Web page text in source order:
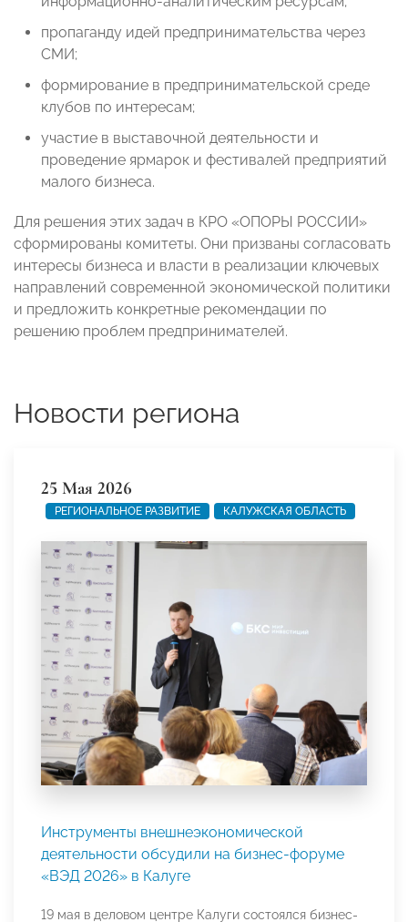
пропаганду идей предпринимательства через
СМИ;
формирование в предпринимательской среде
клубов по интересам;
участие в выставочной деятельности и
проведение ярмарок и фестивалей предприятий
малого бизнеса.
Для решения этих задач в КРО «ОПОРЫ РОССИИ»
сформированы комитеты. Они призваны согласовать
интересы бизнеса и власти в реализации ключевых
направлений современной экономической политики
и предложить конкретные рекомендации по
решению проблем предпринимателей.
Новости региона
25 Мая 2026
РЕГИОНАЛЬНОЕ РАЗВИТИЕ КАЛУЖСКАЯ ОБЛАСТЬ
Инструменты внешнеэкономической
деятельности обсудили на бизнес-форуме
«ВЭД 2026» в Калуге
19 мая в деловом центре Калуги состоялся бизнес-